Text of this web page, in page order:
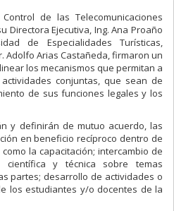
de las Telecomunicaciones
Directora Ejecutiva, Ing. Ana Proaño
de Especialidades Turísticas,
Adolfo Arias Castañeda, firmaron un
los mecanismos que permitan a
conjuntas, que sean de
de sus funciones legales y los
y definirán de mutuo acuerdo, las
en beneficio recíproco dentro de
la capacitación; intercambio de
científica y técnica sobre temas
partes; desarrollo de actividades o
los estudiantes y/o docentes de la